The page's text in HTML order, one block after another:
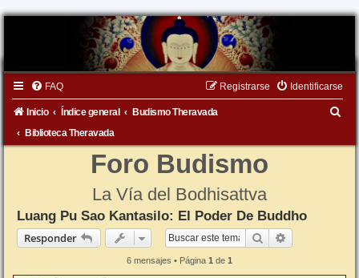
FAQ Identificarse
Registrarse
Inicio Índice general
Budismo Theravada
Biblioteca Theravada
Foro Budismo
La Vía del Bodhisattva
Luang Pu Sao Kantasilo: El Poder De Buddho
Responder
Buscar
6 mensajes • Página 1 de 1